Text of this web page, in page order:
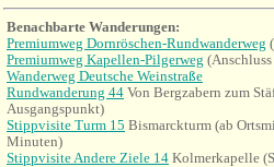
Benachbarte Wanderungen:
Premiumweg Dornröschen-Rundwanderweg (
Premiumweg Kapellen-Pilgerweg (Anschluss
Wanderweg Deutsche Weinstraße
Rundwanderung 44 Von Bergzabern zum
Ausgangspunkt)
Stippvisite Turm 15 Bismarckturm (ab
Minuten)
Stippvisite Andere Ziele 14 Kolmerkapelle